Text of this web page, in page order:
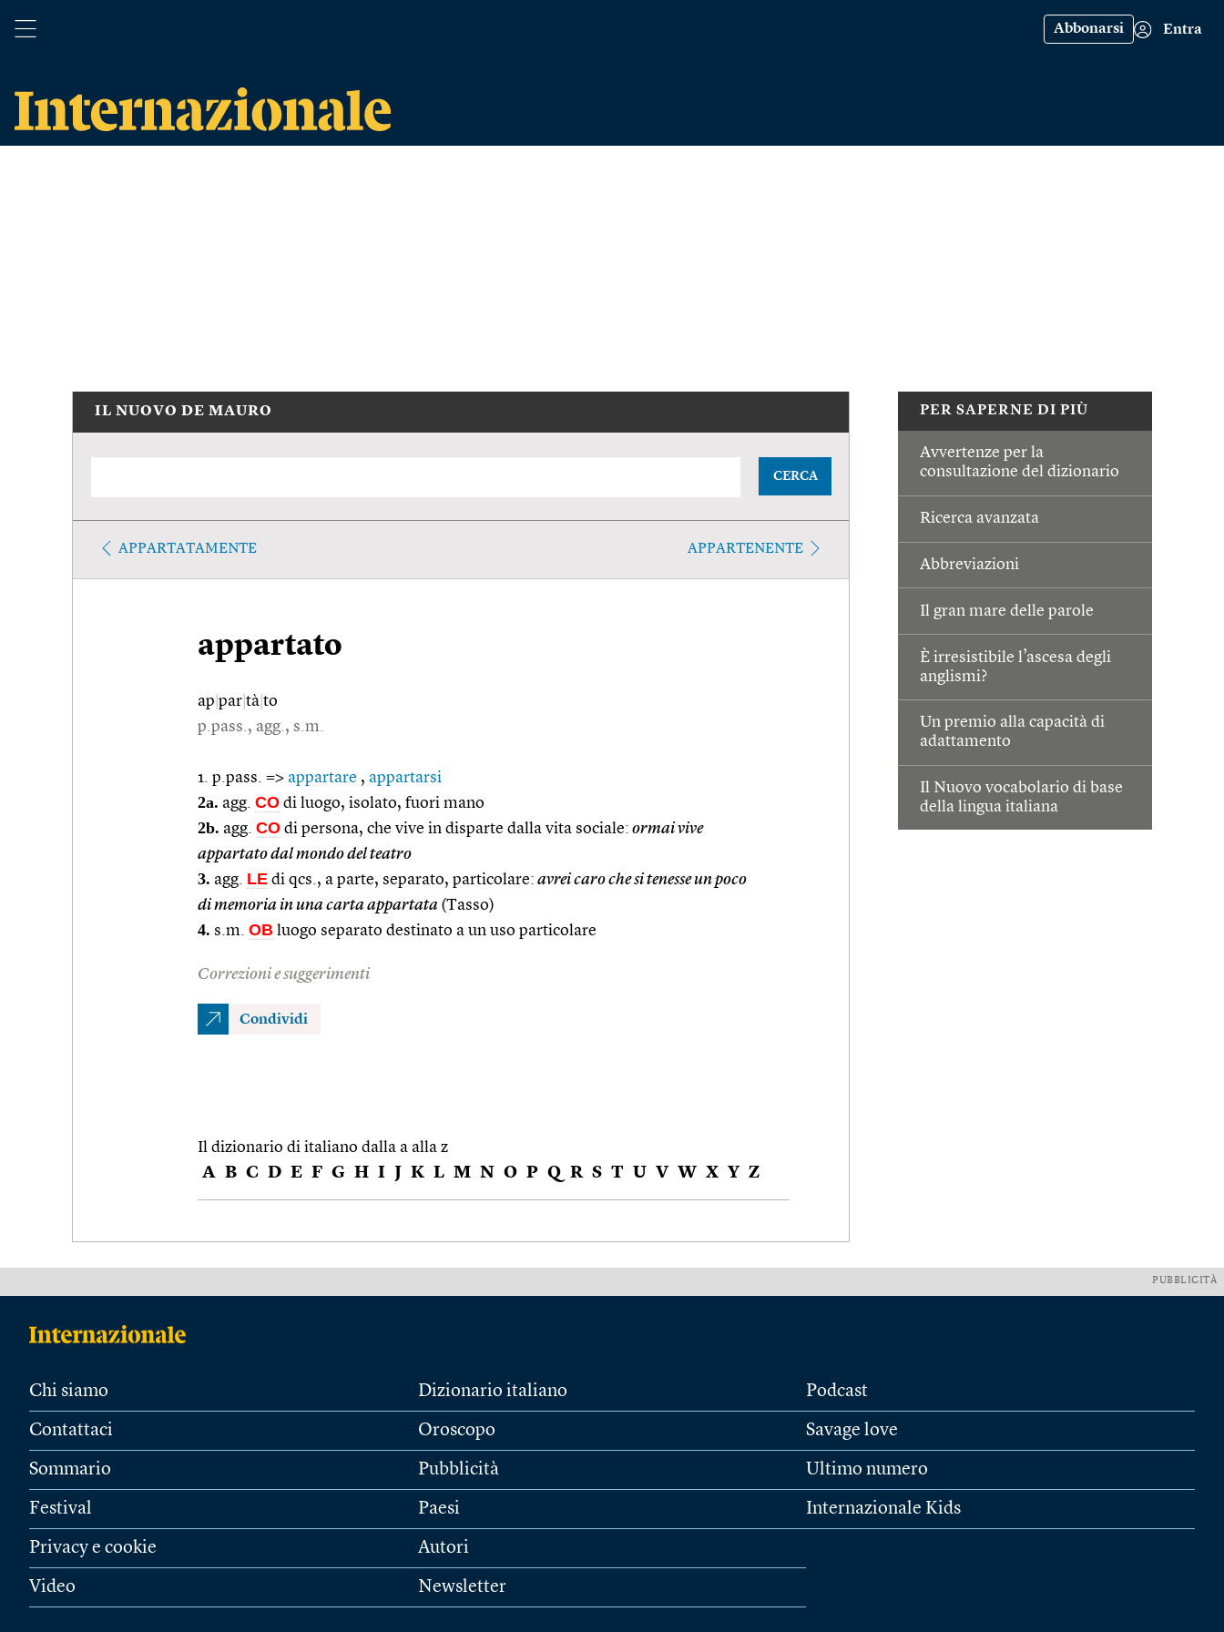
Abbonarsi Entra
PER SAPERNE DI PIÙ
Avvertenze per la
consultazione del dizionario
Ricerca avanzata
Abbreviazioni
Il gran mare delle parole
È irresistibile l’ascesa degli
anglismi?
Un premio alla capacità di
adattamento
Il Nuovo vocabolario di base
della lingua italiana
IL NUOVO DE MAURO
CERCA
APPARTATAMENTE APPARTENENTE
appartato
ap par tà to
p.pass., agg., s.m.
1. p.pass. => appartare , appartarsi
2a. agg. CO di luogo, isolato, fuori mano
2b. agg. CO di persona, che vive in disparte dalla vita sociale: ormai vive
appartato dal mondo del teatro
3. agg. LE di qcs., a parte, separato, particolare: avrei caro che si tenesse un poco
di memoria in una carta appartata (Tasso)
4. s.m. OB luogo separato destinato a un uso particolare
Correzioni e suggerimenti
Condividi
Il dizionario di italiano dalla a alla z
A B C D E F G H I J K L M N O P Q R S T U V W X Y Z
PUBBLICITÀ
Chi siamo
Contattaci
Sommario
Festival
Privacy e cookie
Video
Dizionario italiano
Oroscopo
Pubblicità
Paesi
Autori
Newsletter
Podcast
Savage love
Ultimo numero
Internazionale Kids